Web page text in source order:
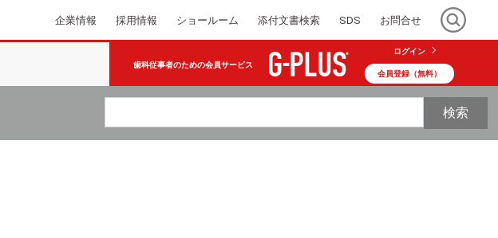
企業情報 採用情報 ショールーム 添付文書検索 SDS お問合せ
歯科従事者のための会員サービス
ログイン
会員登録（無料）
検索